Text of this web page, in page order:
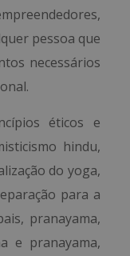
pessoa que
necessários
éticos e
hindu,
do yoga,
para a
pranayama,
e pranayama,